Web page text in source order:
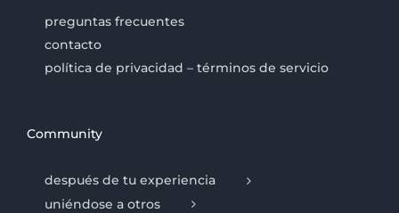
preguntas frecuentes
contacto
política de privacidad – términos de servicio
Community
después de tu experiencia
uniéndose a otros